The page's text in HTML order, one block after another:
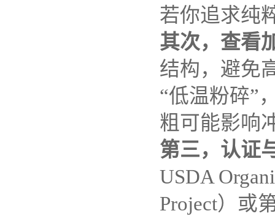
若你追求纯
其次，查看
结构，避免
“低温粉碎”
粗可能影响
第三，认证
USDA
Project）或